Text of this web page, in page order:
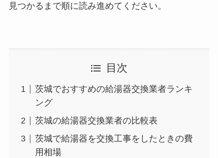
見つかるまで順に読み進めてください。
目次
茨城でおすすめの給湯器交換業者ランキ
ング
茨城の給湯器交換業者の比較表
茨城で給湯器を交換工事をしたときの費
用相場